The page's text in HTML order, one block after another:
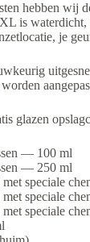
hebben wij
is
je
glazen
— 100 ml
— 250 ml
speciale
speciale
speciale